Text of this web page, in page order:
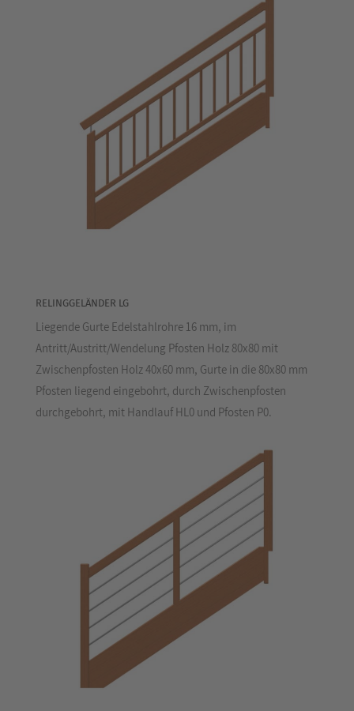
RELINGGELÄNDER LG
Liegende Gurte Edelstahlrohre 16 mm, im
Antritt/Austritt/Wendelung Pfosten Holz 80x80 mit
Zwischenpfosten Holz 40x60 mm, Gurte in die 80x80 mm
Pfosten liegend eingebohrt, durch Zwischenpfosten
durchgebohrt, mit Handlauf HL0 und Pfosten P0.